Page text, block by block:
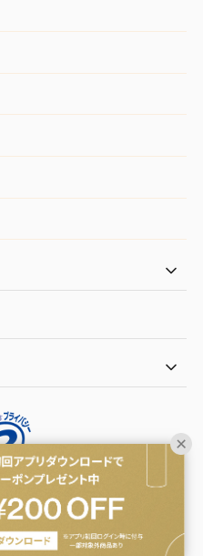
ら | TANP（タンプ）
Inc.